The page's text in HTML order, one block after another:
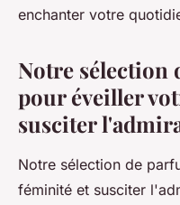
enchanter votre
Notre sélection
pour éveiller
susciter
Notre sélection de
féminité et susciter